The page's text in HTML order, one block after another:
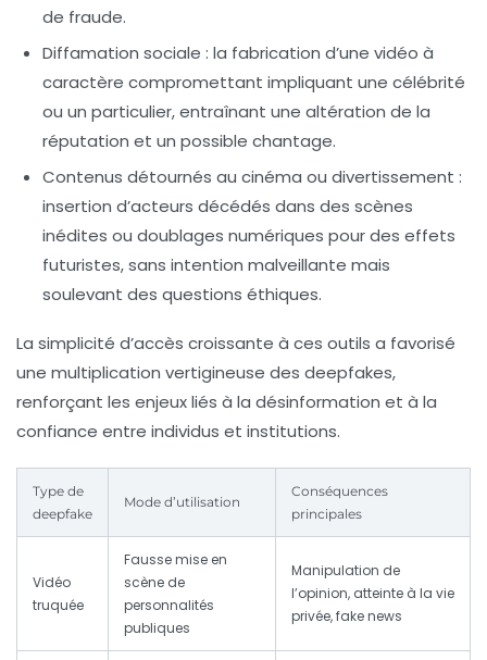
de fraude.
Diffamation sociale : la fabrication d’une vidéo à
caractère compromettant impliquant une célébrité
ou un particulier, entraînant une altération de la
réputation et un possible chantage.
Contenus détournés au cinéma ou divertissement :
insertion d’acteurs décédés dans des scènes
inédites ou doublages numériques pour des effets
futuristes, sans intention malveillante mais
soulevant des questions éthiques.
La simplicité d’accès croissante à ces outils a favorisé
une multiplication vertigineuse des deepfakes,
renforçant les enjeux liés à la désinformation et à la
confiance entre individus et institutions.
Type de
deepfake
Mode d’utilisation
Conséquences
principales
Vidéo
truquée
Fausse mise en
scène de
personnalités
publiques
Manipulation de
l’opinion, atteinte à la vie
privée,fake news